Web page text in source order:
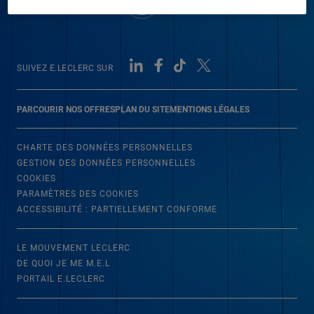
PARCOURIR NOS OFFRESPLAN DU SITEMENTIONS LÉGALES
SUIVEZ E.LECLERC SUR
CHARTE DES DONNÉES PERSONNELLES
GESTION DES DONNÉES PERSONNELLES
COOKIES
PARAMÈTRES DES COOKIES
ACCESSIBILITÉ : PARTIELLEMENT CONFORME
LE MOUVEMENT LECLERC
DE QUOI JE ME M.E.L
PORTAIL E.LECLERC